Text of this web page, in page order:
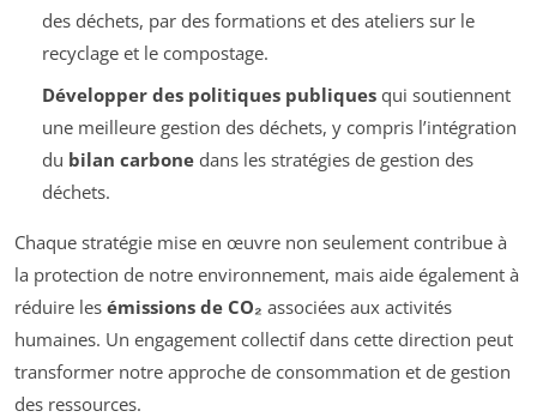
des déchets, par des formations et des ateliers sur le
recyclage et le compostage.
Développer des politiques publiquesqui soutiennent
une meilleure gestion des déchets, y compris l’intégration
du bilan carbonedans les stratégies de gestion des
déchets.
Chaque stratégie mise en œuvre non seulement contribue à
la protection de notre environnement, mais aide également à
réduire les émissions de CO₂ associées aux activités
humaines. Un engagement collectif dans cette direction peut
transformer notre approche de consommation et de gestion
des ressources.